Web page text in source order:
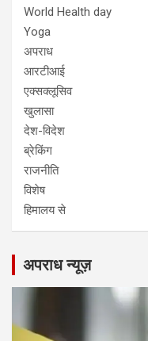
World Health day
Yoga
अपराध
आरटीआई
एक्सक्लूसिव
खुलासा
देश-विदेश
ब्रेकिंग
राजनीति
विशेष
हिमालय से
अपराध न्यूज़